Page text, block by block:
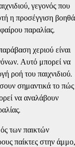
γεγονός που
η προσέγγιση βοηθά
παραλίας.
χεριού είναι
Αυτό μπορεί να
ροή του παιχνιδιού.
σημαντικά το πώς
να αναλάβουν
των παικτών
παίκτες στην άμμο,